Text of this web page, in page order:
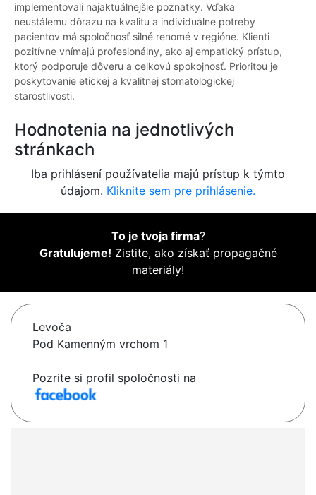
implementovali najaktuálnejšie poznatky. Vďaka
neustálemu dôrazu na kvalitu a individuálne potreby
pacientov má spoločnosť silné renomé v regióne. Klienti
pozitívne vnímajú profesionálny, ako aj empatický prístup,
ktorý podporuje dôveru a celkovú spokojnosť. Prioritou je
poskytovanie etickej a kvalitnej stomatologickej
starostlivosti.
Hodnotenia na jednotlivých
stránkach
Iba prihlásení používatelia majú prístup k týmto
údajom. Kliknite sem pre prihlásenie.
To je tvoja firma?
Gratulujeme! Zistite, ako získať propagačné
materiály!
Levoča
Pod Kamenným vrchom 1
Pozrite si profil spoločnosti na